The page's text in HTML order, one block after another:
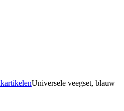
Universele veegset, blauw